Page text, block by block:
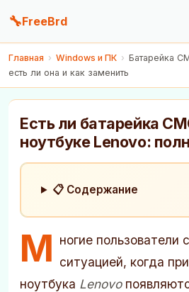
🔧FreeBrd
Главная › Windows и ПК › Батарейка
есть ли она и как заменить
Есть ли батарейка
ноутбуке Lenovo:
📋 Содержание
М ногие пользователи
ситуацией, когда
ноутбука Lenovo